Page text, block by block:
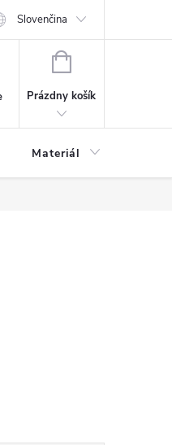
zmluvy
Slovenčina
NÁKUPNÝ
Prázdny košík
Materiál